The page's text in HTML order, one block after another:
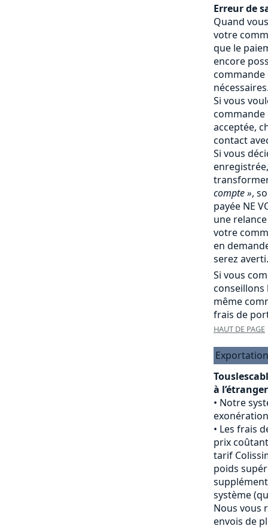
Erreur de
Quand
votre
que le
encore
commande
Si vous
commande
acceptée,
contact
Si vous
compte »,
payée NE
une
votre
en
serez averti.
Si vous
conseillons
même
frais de
HAUT DE PAGE
à
Notre
Les frais
prix
tarif
poids
système
Nous vous
envois de